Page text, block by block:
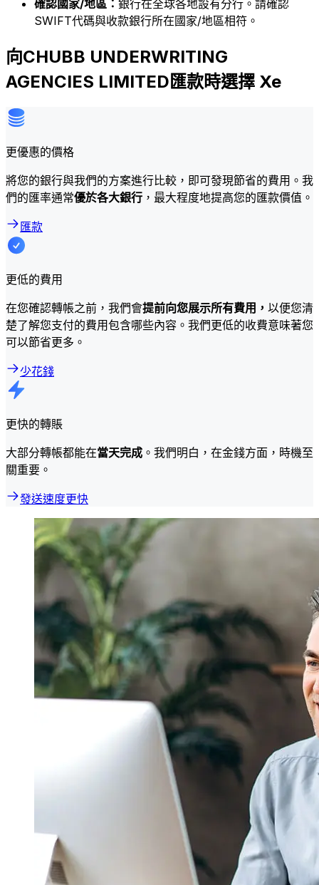
確認國家/地區： 銀行在全球各地設有分行。請確認
SWIFT代碼與收款銀行所在國家/地區相符。
向CHUBB UNDERWRITING
AGENCIES LIMITED匯款時選擇 Xe
更優惠的價格
將您的銀行與我們的方案進行比較，即可發現節省的費用。我
們的匯率通常優於各大銀行 ，最大程度地提高您的匯款價值。
匯款
更低的費用
在您確認轉帳之前，我們會提前向您展示所有費用， 以便您清
楚了解您支付的費用包含哪些內容。我們更低的收費意味著您
可以節省更多。
少花錢
更快的轉賬
大部分轉帳都能在當天完成 。我們明白，在金錢方面，時機至
關重要。
發送速度更快